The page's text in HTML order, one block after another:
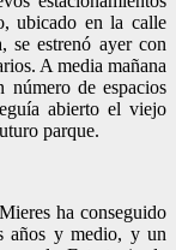
ubicado en la calle
se estrenó ayer con
A media mañana
número de espacios
abierto el viejo
parque.
ha conseguido
años y medio, y un